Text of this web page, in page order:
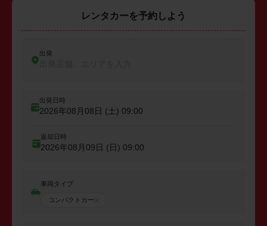
レンタカーを予約しよう
出発
出発日時
2026年08月08日 (土) 09:00
返却日時
2026年08月09日 (日) 09:00
車両タイプ
コンパクトカー